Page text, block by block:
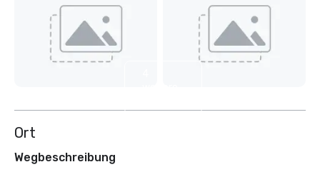
Ort
Wegbeschreibung